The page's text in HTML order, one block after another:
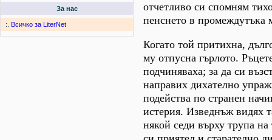
За нас
:. Всичко за LiterNet
отчетливо си спомням
пенснето в промеждутъка
Когато той притихна,
му отпусна гърлото.
подчиняваха; за да си
направих дихателно
подейства по странен
истерия. Изведнъж видях
някой седи върху трупа